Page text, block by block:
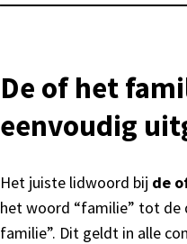
De of het
eenvoudig
Het juiste lidwoord bij de
het woord “familie” tot de
familie”. Dit geldt in alle